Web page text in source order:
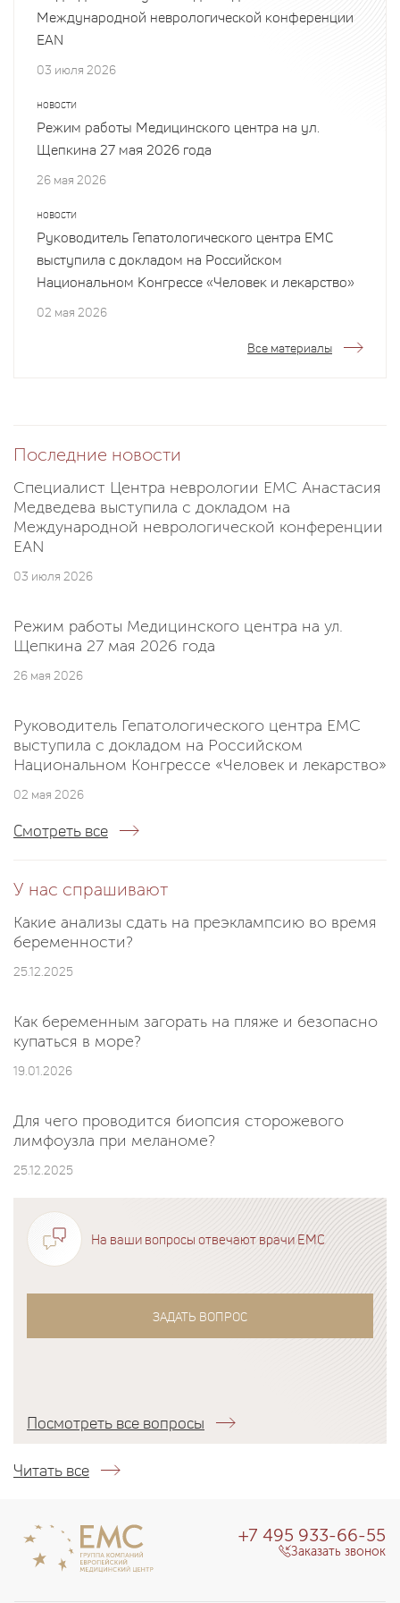
Международной неврологической конференции
EAN
03 июля 2026
НОВОСТИ
Режим работы Медицинского центра на ул.
Щепкина 27 мая 2026 года
26 мая 2026
НОВОСТИ
Руководитель Гепатологического центра EMC
выступила с докладом на Российском
Национальном Конгрессе «Человек и лекарство»
02 мая 2026
Все материалы
Последние новости
Специалист Центра неврологии EMC Анастасия
Медведева выступила с докладом на
Международной неврологической конференции
EAN
03 июля 2026
Режим работы Медицинского центра на ул.
Щепкина 27 мая 2026 года
26 мая 2026
Руководитель Гепатологического центра EMC
выступила с докладом на Российском
Национальном Конгрессе «Человек и лекарство»
02 мая 2026
Смотреть все
У нас спрашивают
Какие анализы сдать на преэклампсию во время
беременности?
25.12.2025
Как беременным загорать на пляже и безопасно
купаться в море?
19.01.2026
Для чего проводится биопсия сторожевого
лимфоузла при меланоме?
25.12.2025
На ваши вопросы отвечают врачи EMC
ЗАДАТЬ ВОПРОС
Посмотреть все вопросы
Читать все
+7 495 933-66-55
Заказать звонок